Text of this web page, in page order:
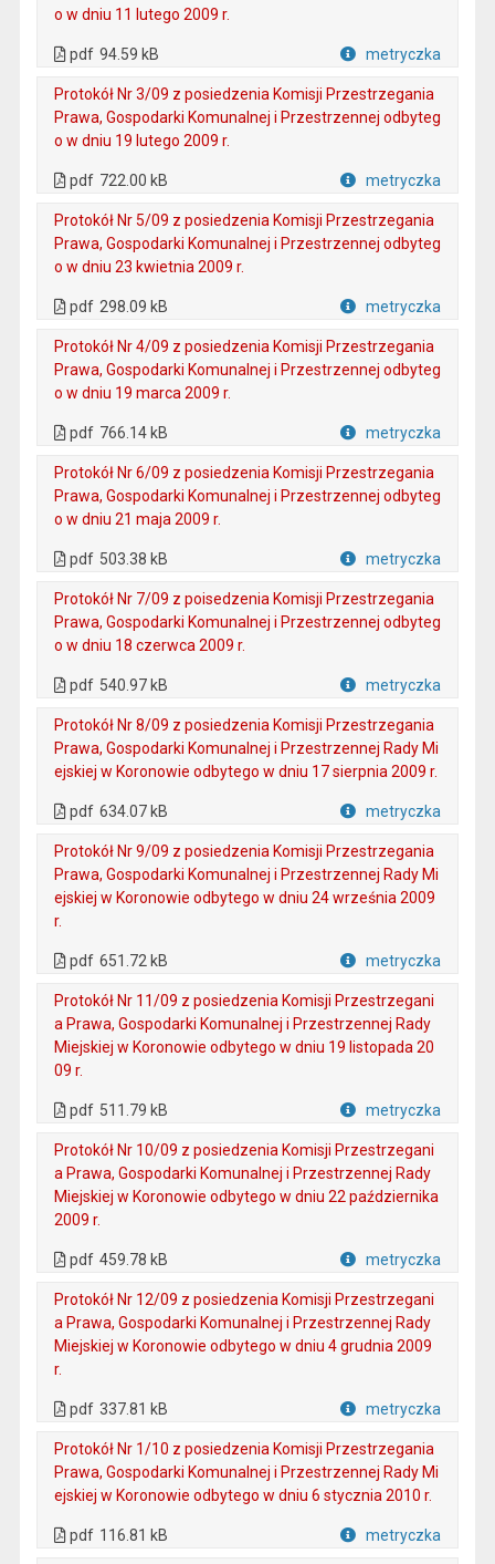
o w dniu 11 lutego 2009 r.
pdf 94.59 kB metryczka
Protokół Nr 3/09 z posiedzenia Komisji Przestrzegania
Prawa, Gospodarki Komunalnej i Przestrzennej odbyteg
o w dniu 19 lutego 2009 r.
pdf 722.00 kB metryczka
Protokół Nr 5/09 z posiedzenia Komisji Przestrzegania
Prawa, Gospodarki Komunalnej i Przestrzennej odbyteg
o w dniu 23 kwietnia 2009 r.
pdf 298.09 kB metryczka
Protokół Nr 4/09 z posiedzenia Komisji Przestrzegania
Prawa, Gospodarki Komunalnej i Przestrzennej odbyteg
o w dniu 19 marca 2009 r.
pdf 766.14 kB metryczka
Protokół Nr 6/09 z posiedzenia Komisji Przestrzegania
Prawa, Gospodarki Komunalnej i Przestrzennej odbyteg
o w dniu 21 maja 2009 r.
pdf 503.38 kB metryczka
Protokół Nr 7/09 z poisedzenia Komisji Przestrzegania
Prawa, Gospodarki Komunalnej i Przestrzennej odbyteg
o w dniu 18 czerwca 2009 r.
pdf 540.97 kB metryczka
Protokół Nr 8/09 z posiedzenia Komisji Przestrzegania
Prawa, Gospodarki Komunalnej i Przestrzennej Rady Mi
ejskiej w Koronowie odbytego w dniu 17 sierpnia 2009 r.
pdf 634.07 kB metryczka
Protokół Nr 9/09 z posiedzenia Komisji Przestrzegania
Prawa, Gospodarki Komunalnej i Przestrzennej Rady Mi
ejskiej w Koronowie odbytego w dniu 24 września 2009
r.
pdf 651.72 kB metryczka
Protokół Nr 11/09 z posiedzenia Komisji Przestrzegani
a Prawa, Gospodarki Komunalnej i Przestrzennej Rady
Miejskiej w Koronowie odbytego w dniu 19 listopada 20
09 r.
pdf 511.79 kB metryczka
Protokół Nr 10/09 z posiedzenia Komisji Przestrzegani
a Prawa, Gospodarki Komunalnej i Przestrzennej Rady
Miejskiej w Koronowie odbytego w dniu 22 października
2009 r.
pdf 459.78 kB metryczka
Protokół Nr 12/09 z posiedzenia Komisji Przestrzegani
a Prawa, Gospodarki Komunalnej i Przestrzennej Rady
Miejskiej w Koronowie odbytego w dniu 4 grudnia 2009
r.
pdf 337.81 kB metryczka
Protokół Nr 1/10 z posiedzenia Komisji Przestrzegania
Prawa, Gospodarki Komunalnej i Przestrzennej Rady Mi
ejskiej w Koronowie odbytego w dniu 6 stycznia 2010 r.
pdf 116.81 kB metryczka